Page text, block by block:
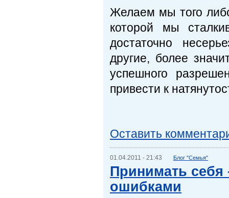
Желаем мы того
которой мы
достаточно
другие, более
успешного
привести к
Оставить
01.04.2011 - 21:43 Блог "Семья"
Принимать себя
ошибками